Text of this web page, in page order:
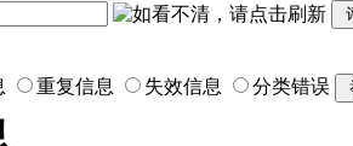
重复信息 失效信息 分类错误